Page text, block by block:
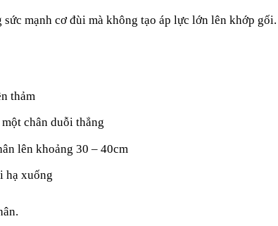
mạnh cơ đùi mà không tạo áp lực lớn lên khớp gối.
thảm
chân duỗi thẳng
lên khoảng 30 – 40cm
hạ xuống